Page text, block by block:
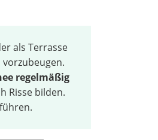
als Terrasse
regelmäßig
Risse bilden.
führen.